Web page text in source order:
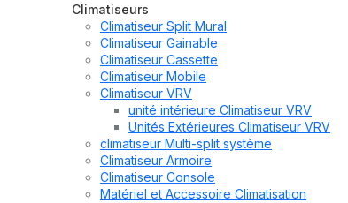
Climatiseurs
Climatiseur Split Mural
Climatiseur Gainable
Climatiseur Cassette
Climatiseur Mobile
Climatiseur VRV
unité intérieure Climatiseur VRV
Unités Extérieures Climatiseur VRV
climatiseur Multi-split système
Climatiseur Armoire
Climatiseur Console
Matériel et Accessoire Climatisation